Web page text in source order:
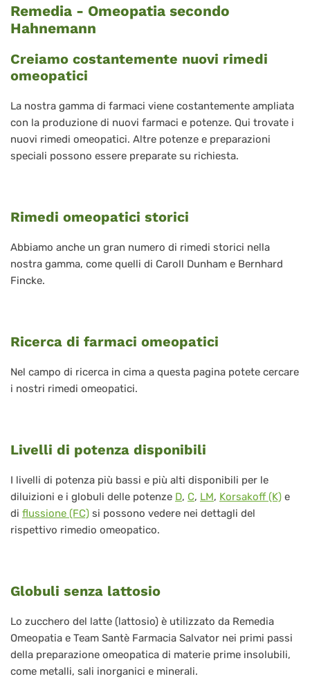
Remedia - Omeopatia secondo
Hahnemann
Creiamo costantemente nuovi rimedi
omeopatici
La nostra gamma di farmaci viene costantemente ampliata
con la produzione di nuovi farmaci e potenze. Qui trovate i
nuovi rimedi omeopatici. Altre potenze e preparazioni
speciali possono essere preparate su richiesta.
Rimedi omeopatici storici
Abbiamo anche un gran numero di rimedi storici nella
nostra gamma, come quelli di Caroll Dunham e Bernhard
Fincke.
Ricerca di farmaci omeopatici
Nel campo di ricerca in cima a questa pagina potete cercare
i nostri rimedi omeopatici.
Livelli di potenza disponibili
I livelli di potenza più bassi e più alti disponibili per le
diluizioni e i globuli delle potenze D, C, LM, Korsakoff (K) e
di flussione (FC) si possono vedere nei dettagli del
rispettivo rimedio omeopatico.
Globuli senza lattosio
Lo zucchero del latte (lattosio) è utilizzato da Remedia
Omeopatia e Team Santè Farmacia Salvator nei primi passi
della preparazione omeopatica di materie prime insolubili,
come metalli, sali inorganici e minerali.